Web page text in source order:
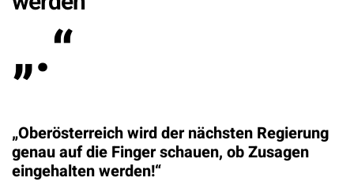
„.“
„Oberösterreich wird der nächsten Regierung
genau auf die Finger schauen, ob Zusagen
eingehalten werden!“